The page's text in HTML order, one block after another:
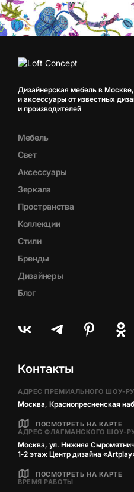
Дизайнерская мебель в
и аксессуары от известных
и производителей
Мебель
Свет
Аксессуары
Зеркала
Пространства
Коллекции
Стили
Бренды
Дизайнеры
Блог
Контакты
АДРЕС ПРЕМИАЛЬНОГО ШОУ-
Москва, Краснопресненская
ПОСМОТРЕТЬ НА КАРТЕ
АДРЕС ФЛАГМАНСКОГО ШОУ-
Москва, ул. Нижняя
1‑2 этаж Центр дизайна
ПОСМОТРЕТЬ НА КАРТЕ
ВРЕМЯ РАБОТЫ